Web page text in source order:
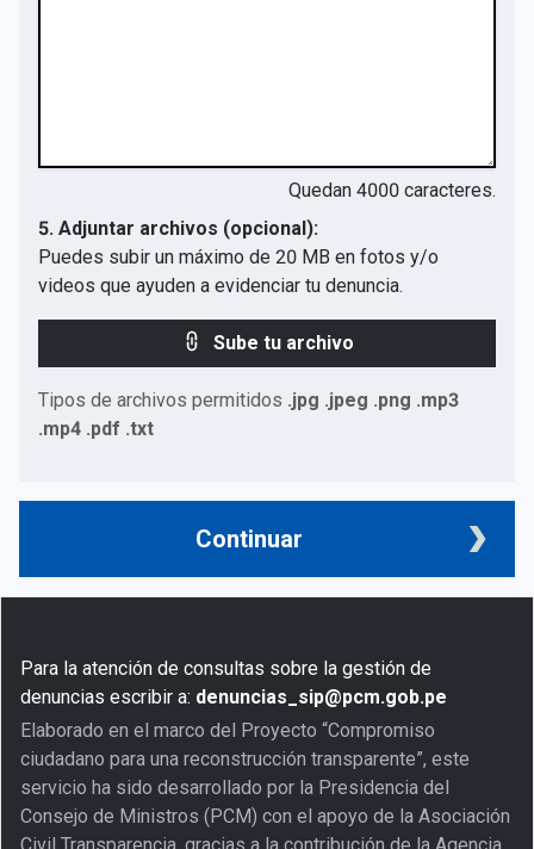
Quedan 4000 caracteres.
5. Adjuntar archivos (opcional):
Puedes subir un máximo de 20 MB en fotos y/o
videos que ayuden a evidenciar tu denuncia.
Sube tu archivo
Tipos de archivos permitidos .jpg .jpeg .png .mp3
.mp4 .pdf .txt
Continuar
Para la atención de consultas sobre la gestión de
denuncias escribir a: denuncias_sip@pcm.gob.pe
Elaborado en el marco del Proyecto “Compromiso
ciudadano para una reconstrucción transparente”, este
servicio ha sido desarrollado por la Presidencia del
Consejo de Ministros (PCM) con el apoyo de la Asociación